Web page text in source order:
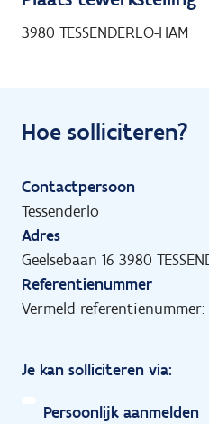
3980 TESSENDERLO-HAM
Hoe solliciteren?
Contactpersoon
Tessenderlo
Adres
Geelsebaan 16 3980
Referentienummer
Vermeld
Je kan solliciteren via:
Persoonlijk aanmelden